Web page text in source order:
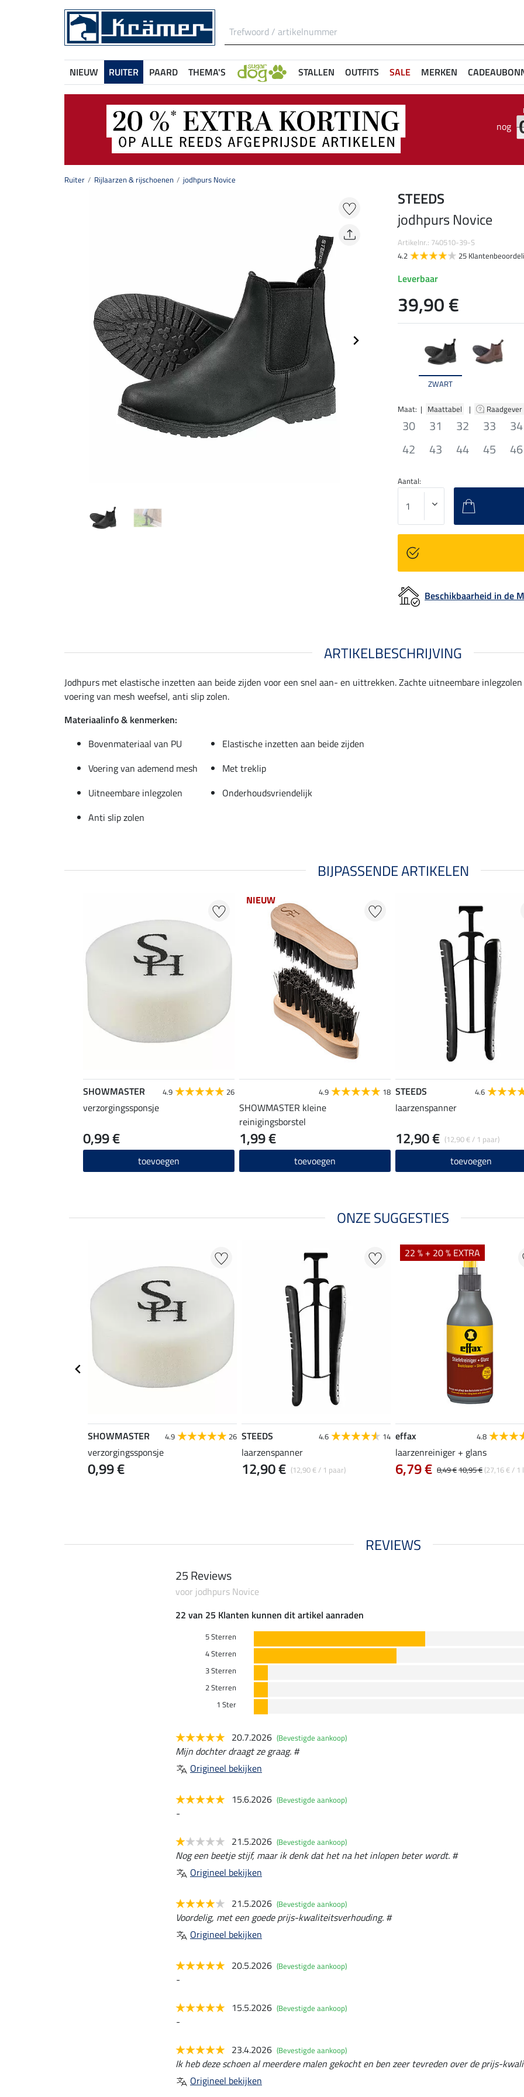
NIEUW RUITER PAARD THEMA'S STALLEN OUTFITS SALE MERKEN
nog
Ruiter Rijlaarzen & rijschoenen jodhpurs Novice
ZWART
Maat: | Maattabel | Raadgever
30 31 32 33
34
42
43 44 45 46
STEEDS
jodhpurs Novice
Artikelnr.: 740510-39-S
4.2
25
Leverbaar
39,90 €
Aantal:
Beschikbaarheid in de
ARTIKELBESCHRIJVING
Jodhpurs met elastische inzetten aan beide zijden voor een snel aan- en uittrekken. Zachte uitneembare
voering van mesh weefsel, anti slip zolen.
Materiaalinfo & kenmerken:
Bovenmateriaal van PU
Elastische inzetten aan beide zijden
Voering van ademend mesh
Met treklip
Uitneembare inlegzolen
Onderhoudsvriendelijk
Anti slip zolen
BIJPASSENDE ARTIKELEN
SHOWMASTER 4.9 26
verzorgingssponsje
0,99 €
toevoegen
NIEUW
4.9 18
SHOWMASTER kleine
reinigingsborstel
1,99 €
toevoegen
STEEDS 4.6
laarzenspanner
(12,90 € / 1 paar)
12,90 €
toevoegen
ONZE SUGGESTIES
SHOWMASTER 4.9 26
verzorgingssponsje
0,99 €
STEEDS 4.6 14
laarzenspanner
(12,90 € / 1 paar)
12,90 €
22 % + 20 % EXTRA
effax 4.8
laarzenreiniger + glans
8,49 €10,95 € (27,16 € / 1
6,79 €
REVIEWS
25 Reviews
voor jodhpurs Novice
22 van 25 Klanten kunnen dit artikel aanraden
5 Sterren
4 Sterren
3 Sterren
2 Sterren
1 Ster
20.7.2026 (Bevestigde aankoop)
Mijn dochter draagt ze graag. #
Origineel bekijken
15.6.2026 (Bevestigde aankoop)
-
21.5.2026 (Bevestigde aankoop)
Nog een beetje stijf, maar ik denk dat het na het inlopen beter wordt. #
Origineel bekijken
21.5.2026 (Bevestigde aankoop)
Voordelig, met een goede prijs-kwaliteitsverhouding. #
Origineel bekijken
20.5.2026 (Bevestigde aankoop)
-
15.5.2026 (Bevestigde aankoop)
-
23.4.2026 (Bevestigde aankoop)
Ik heb deze schoen al meerdere malen gekocht en ben zeer tevreden over de prijs-
Origineel bekijken